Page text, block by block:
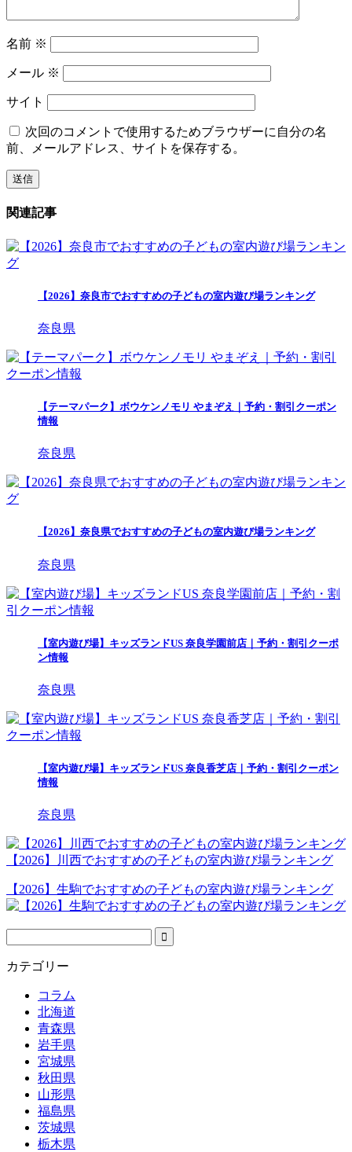
名前 ※
メール ※
サイト
次回のコメントで使用するためブラウザーに自分の名
前、メールアドレス、サイトを保存する。
関連記事
【2026】奈良市でおすすめの子どもの室内遊び場ランキング
奈良県
【テーマパーク】ボウケンノモリ やまぞえ｜予約・割引クーポン
情報
奈良県
【2026】奈良県でおすすめの子どもの室内遊び場ランキング
奈良県
【室内遊び場】キッズランドUS 奈良学園前店｜予約・割引クーポ
ン情報
奈良県
【室内遊び場】キッズランドUS 奈良香芝店｜予約・割引クーポン
情報
奈良県
【2026】川西でおすすめの子どもの室内遊び場ランキング
【2026】生駒でおすすめの子どもの室内遊び場ランキング
カテゴリー
コラム
北海道
青森県
岩手県
宮城県
秋田県
山形県
福島県
茨城県
栃木県